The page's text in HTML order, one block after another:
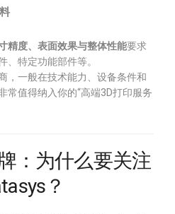
精度、表面效果与整体性能要求
、特定功能部件等。
，一般在技术能力、设备条件和
常值得纳入你的“高端3D打印服务
：为什么要关注
？